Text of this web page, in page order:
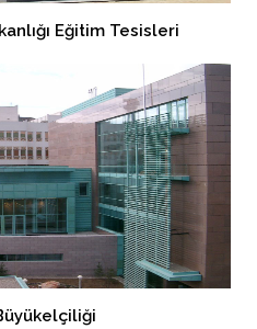
Eğitim Tesisleri